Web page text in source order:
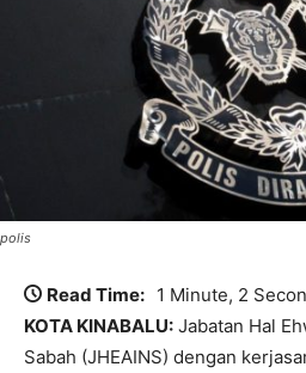
polis
Read Time: 1 Minute, 2
KOTA KINABALU: Jabatan Hal
Sabah (JHEAINS) dengan